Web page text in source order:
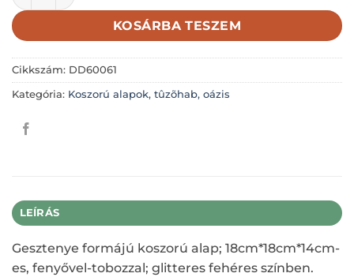
KOSÁRBA TESZEM
Cikkszám: DD60061
Kategória: Koszorú alapok, tûzõhab, oázis
LEÍRÁS
Gesztenye formájú koszorú alap; 18cm*18cm*14cm-
es, fenyővel-tobozzal; glitteres fehéres színben.